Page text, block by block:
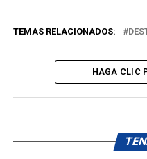
TEMAS RELACIONADOS:
HAGA CLIC